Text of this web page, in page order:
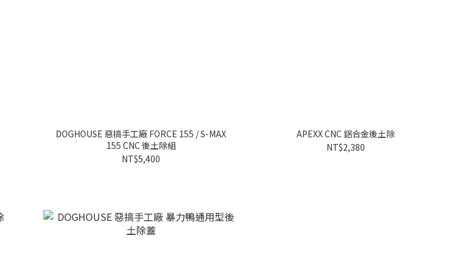
DOGHOUSE 惡搞手工廠 FORCE 155 / S-MAX
155 CNC 後土除組
NT$5,400
APEXX CNC 鋁合金後土除
NT$2,380